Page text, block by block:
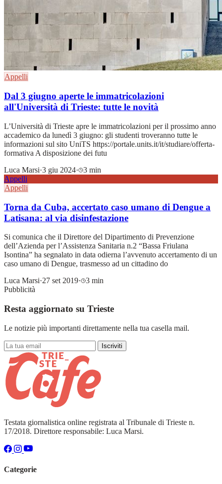
Appelli
Dal 3 giugno aperte le immatricolazioni
all'Università di Trieste: tutte le novità
L’Università di Trieste apre le immatricolazioni per il prossimo anno
accademico da lunedì 3 giugno: gli studenti troveranno tutte le
informazioni sul sito UniTS https://portale.units.it/it/studiare/offerta-
formativa A disposizione dei futu
Luca Marsi·3 giu 2024·
3 min
Appelli
Appelli
Torna da Cuba, accertato caso umano di Dengue a
Latisana: al via disinfestazione
Si comunica che il Direttore del Dipartimento di Prevenzione
dell’Azienda per l’Assistenza Sanitaria n.2 “Bassa Friulana
Isontina” ha segnalato in data odierna l’avvenuto accertamento di un
caso umano di Dengue, trasmesso ad un cittadino do
Luca Marsi·27 set 2019·
3 min
Pubblicità
Resta aggiornato su Trieste
Le notizie più importanti direttamente nella tua casella mail.
Iscriviti
Testata giornalistica online registrata al Tribunale di Trieste n.
17/2018. Direttore responsabile: Luca Marsi.
Categorie